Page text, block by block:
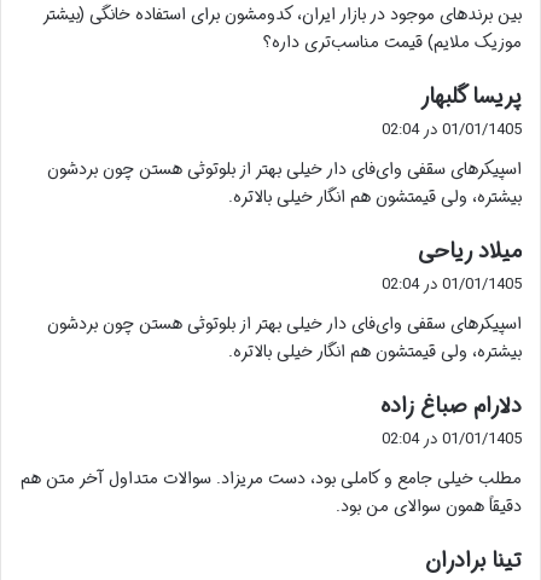
بین برندهای موجود در بازار ایران، کدومشون برای استفاده خانگی (بیشتر
موزیک ملایم) قیمت مناسب‌تری داره؟
پریسا گلبهار
ف
:
01/01/1405 در 02:04
اسپیکرهای سقفی وای‌فای دار خیلی بهتر از بلوتوثی هستن چون بردشون
بیشتره، ولی قیمتشون هم انگار خیلی بالاتره.
میلاد ریاحی
ف
:
01/01/1405 در 02:04
اسپیکرهای سقفی وای‌فای دار خیلی بهتر از بلوتوثی هستن چون بردشون
بیشتره، ولی قیمتشون هم انگار خیلی بالاتره.
دلارام صباغ زاده
:
01/01/1405 در 02:04
مطلب خیلی جامع و کاملی بود، دست مریزاد. سوالات متداول آخر متن هم
دقیقاً همون سوالای من بود.
تینا برادران